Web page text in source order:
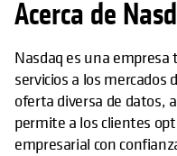
Acerca de
Nasdaq es una empresa
servicios a los mercados
oferta diversa de datos,
permite a los clientes
empresarial con